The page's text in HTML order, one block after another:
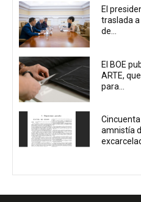
El
traslada
de...
El BOE
ARTE,
para...
amnistía